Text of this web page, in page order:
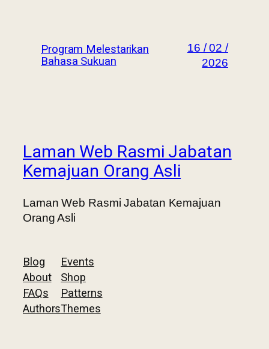
Program Melestarikan
Bahasa Sukuan
16 / 02 /
2026
Laman Web Rasmi Jabatan
Kemajuan Orang Asli
Laman Web Rasmi Jabatan Kemajuan
Orang Asli
Blog
About
FAQs
Authors
Events
Shop
Patterns
Themes